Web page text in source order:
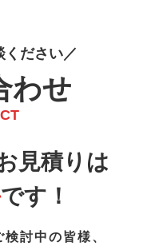
く ださ い
わせ
見積りは
です！
討中の皆様、